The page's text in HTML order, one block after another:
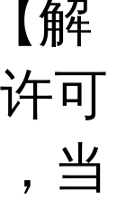
解
可
当